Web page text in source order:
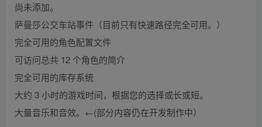
尚未添加。
萨曼莎公交车站事件（目前只有快速路径完全可用。）
完全可用的角色配置文件
可访问总共 12 个角色的简介
完全可用的库存系统
大约 3 小时的游戏时间，根据您的选择或长或短。
大量音乐和音效。←(部分内容仍在开发制作中）